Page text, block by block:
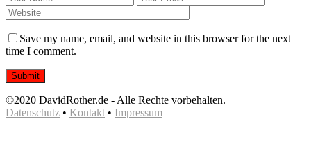
Save my name, email, and website in this browser for the next
time I comment.
©2020 DavidRother.de - Alle Rechte vorbehalten.
Datenschutz • Kontakt • Impressum